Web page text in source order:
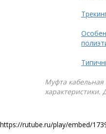
Муфта кабельная
характеристики.
https://rutube.ru/play/embed/